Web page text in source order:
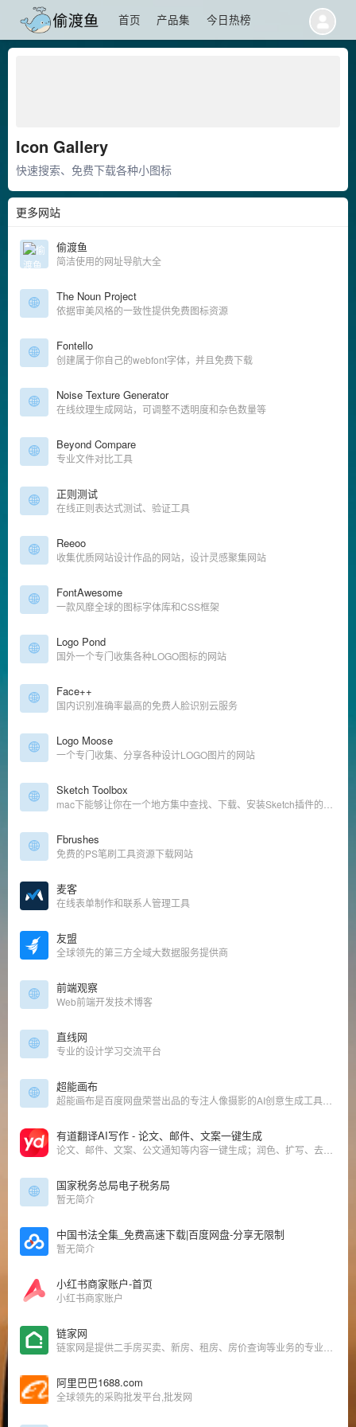
首页 产品集 今日热榜
Icon Gallery
快速搜索、免费下载各种小图标
更多网站
偷渡鱼
简洁使用的网址导航大全
The Noun Project
依据审美风格的一致性提供免费图标资源
Fontello
创建属于你自己的webfont字体，并且免费下载
Noise Texture Generator
在线纹理生成网站，可调整不透明度和杂色数量等
Beyond Compare
专业文件对比工具
正则测试
在线正则表达式测试、验证工具
Reeoo
收集优质网站设计作品的网站，设计灵感聚集网站
FontAwesome
一款风靡全球的图标字体库和CSS框架
Logo Pond
国外一个专门收集各种LOGO图标的网站
Face++
国内识别准确率最高的免费人脸识别云服务
Logo Moose
一个专门收集、分享各种设计LOGO图片的网站
Sketch Toolbox
Fbrushes
免费的PS笔刷工具资源下载网站
麦客
在线表单制作和联系人管理工具
友盟
全球领先的第三方全域大数据服务提供商
前端观察
Web前端开发技术博客
直线网
专业的设计学习交流平台
超能画布
有道翻译AI写作 - 论文、邮件、文案一键生成
国家税务总局电子税务局
暂无简介
中国书法全集_免费高速下载|百度网盘-分享无限制
暂无简介
小红书商家账户-首页
小红书商家账户
链家网
阿里巴巴1688.com
全球领先的采购批发平台,批发网